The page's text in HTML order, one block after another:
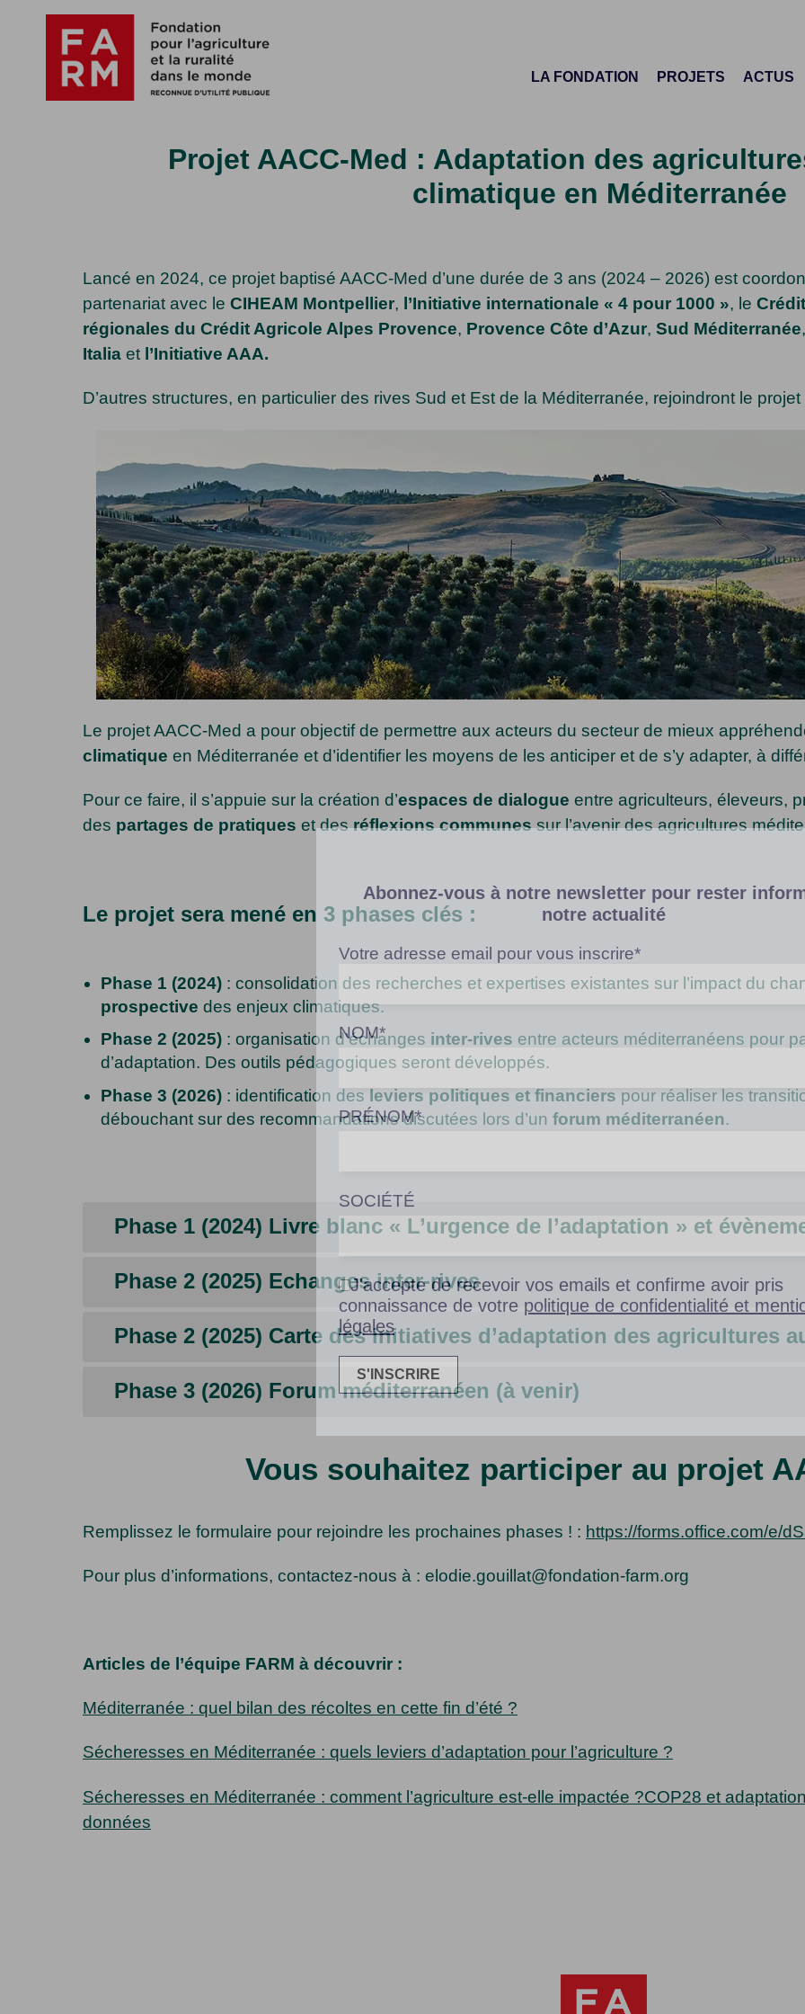
Passer
contenu
LA FONDATION PROJETS ACTUS
Projet AACC-Med : Adaptation des
climatique en Méditerranée
Lancé en 2024, ce projet baptisé AACC-Med d’une durée de 3 ans (2024 – 2026) est
partenariat avec le CIHEAM Montpellier, l’Initiative internationale « 4 pour 1000 », le
régionales du Crédit Agricole Alpes Provence, Provence Côte d’Azur, Sud Méditerranée,
Italia et l’Initiative AAA.
D’autres structures, en particulier des rives Sud et Est de la Méditerranée, rejoindront le
Le projet AACC-Med a pour objectif de permettre aux acteurs du secteur de mieux
climatique en Méditerranée et d’identifier les moyens de les anticiper et de s’y adapter, à
Pour ce faire, il s’appuie sur la création d’espaces de dialogue entre agriculteurs, éleveurs,
des partages de pratiques et desréflexions communessur l’avenir des agricultures
Le projet sera mené en 3 phases clés :
Phase 1 (2024) : consolidation des recherches et expertises existantes sur l’impact du
prospective des enjeux climatiques.
Phase 2 (2025) : organisation d’échanges inter-rives entre acteurs méditerranéens pour
d’adaptation. Des outils pédagogiques seront développés.
Phase 3 (2026) : identification des leviers politiques et financiers pour réaliser les
débouchant sur des recommandations discutées lors d’un forum méditerranéen.
Phase 1 (2024) Livre blanc « L’urgence de l’adaptation » et
Phase 2 (2025) Echanges inter-rives
Phase 2 (2025) Carte des initiatives d’adaptation des agricultures
Phase 3 (2026) Forum méditerranéen (à venir)
Vous souhaitez participer au projet
Remplissez le formulaire pour rejoindre les prochaines phases ! : https://forms.office.com/e/
Pour plus d’informations, contactez-nous à : elodie.gouillat@fondation-farm.org
Articles de l’équipe FARM à découvrir :
Méditerranée : quel bilan des récoltes en cette fin d’été ?
Sécheresses en Méditerranée : quels leviers d’adaptation pour l’agriculture ?
Sécheresses en Méditerranée : comment l’agriculture est-elle impactée ?COP28 et
données
Abonnez-vous à notre newsletter pour rester
notre actualité
Votre adresse email pour vous inscrire*
NOM*
PRÉNOM*
SOCIÉTÉ
J'accepte de recevoir vos emails et confirme avoir pris
connaissance de votre politique de confidentialité et
légales